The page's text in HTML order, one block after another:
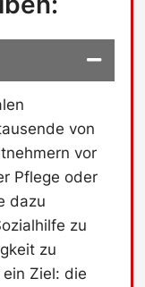
von
vor
Pflege oder
dazu
zu
zu
Ziel: die